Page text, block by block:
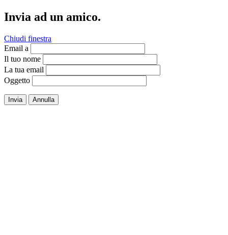
Invia ad un amico.
Chiudi finestra
Email a
Il tuo nome
La tua email
Oggetto
Invia Annulla